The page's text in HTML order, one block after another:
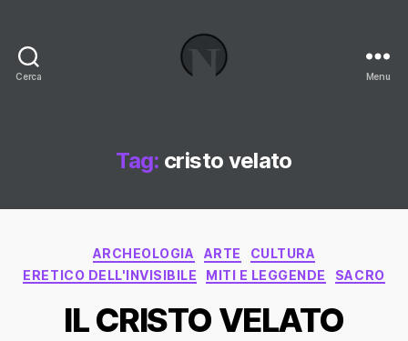
Cerca
Blog
Menu
Tag: cristo velato
Categorie
ARCHEOLOGIA ARTE
CULTURA
ERETICO DELL'INVISIBILE
MITI E LEGGENDE SACRO
IL CRISTO VELATO